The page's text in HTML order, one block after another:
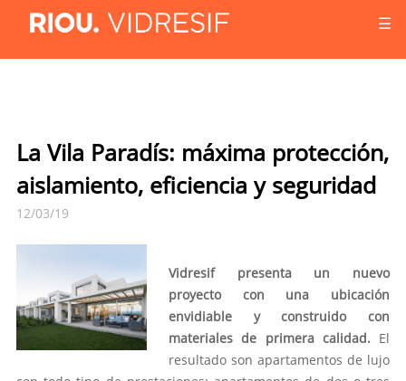
☰
La Vila Paradís: máxima protección,
aislamiento, eficiencia y seguridad
12/03/19
Vidresif presenta un nuevo
proyecto con una ubicación
envidiable y construido con
materiales de primera calidad.El
resultado son apartamentos de lujo